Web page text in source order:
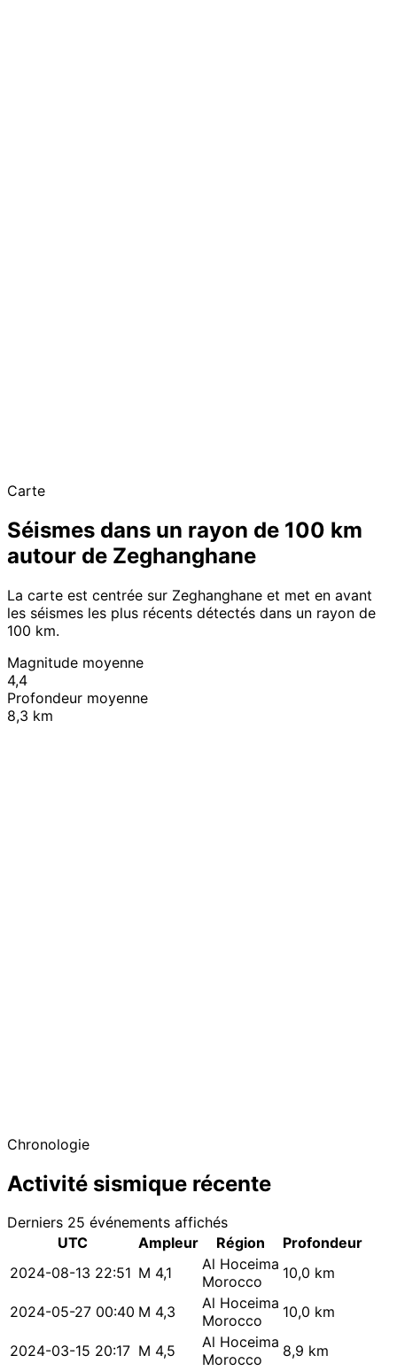
Carte
Séismes dans un rayon de 100 km
autour de Zeghanghane
La carte est centrée sur Zeghanghane et met en avant
les séismes les plus récents détectés dans un rayon de
100 km.
Magnitude moyenne
4,4
Profondeur moyenne
8,3 km
Chronologie
Activité sismique récente
Derniers 25 événements affichés
UTC
Ampleur Région
Profondeur
2024-08-13 22:51 M 4,1
Al Hoceima
Morocco
10,0 km
2024-05-27 00:40 M 4,3
Al Hoceima
Morocco
10,0 km
2024-03-15 20:17 M 4,5
Al Hoceima
Morocco
8,9 km